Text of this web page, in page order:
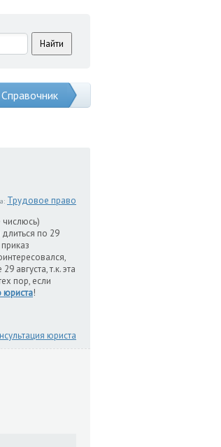
Справочник
Трудовое право
по 29
августа, т.к. эта
пор, если
юриста!
юриста